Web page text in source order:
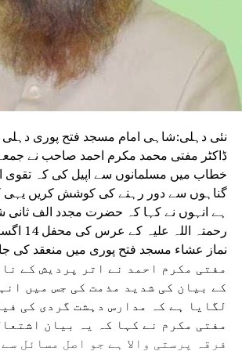
RELATED TOPICS:
OF AAM AADMI PARTY NATIONAL CONVENER
APPEAL FOR A SOCIAL BOYCOTT OF THOSE
THEFT OF DONATIONS FROM LORD SHRI RAM
TEMPLE IS NOW STARTING TO BE SEEN.
حسینی ندویؒ کی رحلت ملتِ
سانحہ
DON'T MISS
32,000 نئے ای وی چارجنگ اسٹیشن بنائے گی سرکار
نئی دہلی:شاہی امام مسجد فتح پوری دہلی
ڈاکٹر مفتی محمد مکرم احمد صاحب نے
خطاب میں مسلمانوں سے اپیل کی کہ تقوی
گناہوں سے دور رہنے کی کوشش کریں یہی
ہے انہوں نے کہا کہ حضرت مجدد الف ثانی
رحمتہ
نماز عشاء مسجد فتح پوری میں منعقد کی
مفتی مکرم احمد نے اتر پردیش کے
کے بیان کی شدید مذمت کی جس میں
لگایا ہے کہ مدارس دہشت گردی کی
مفتی مکرم نے کہا کہ یہ بیان
فرقہ پرستی والا ہے جو اصل مسائل